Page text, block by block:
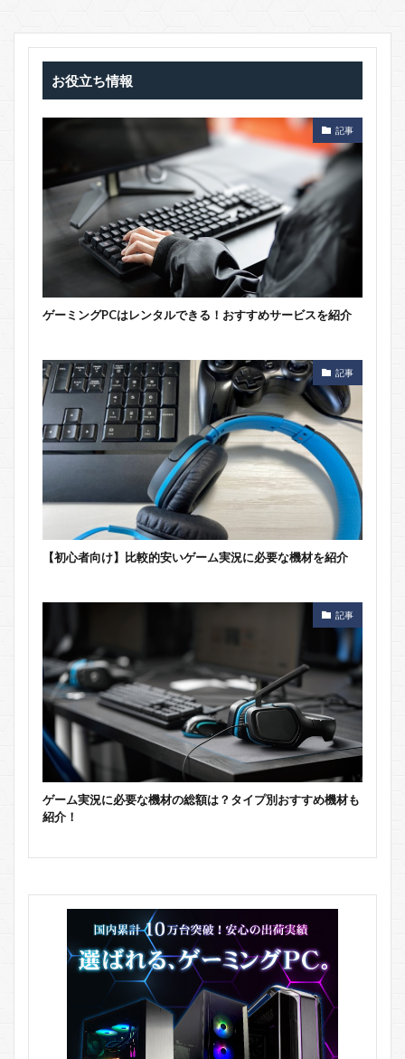
お役立ち情報
記事
ゲーミングPCはレンタルできる！おすすめサービスを紹介
記事
【初心者向け】比較的安いゲーム実況に必要な機材を紹介
記事
ゲーム実況に必要な機材の総額は？タイプ別おすすめ機材も
紹介！